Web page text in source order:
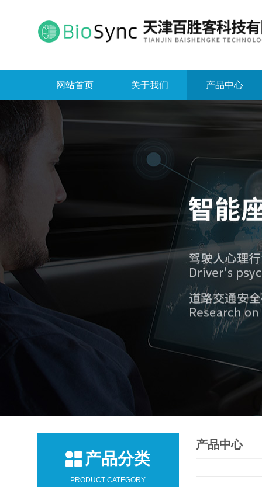
网站首页 关于我们 产品中心
产品分类
PRODUCT CATEGORY
产品中心